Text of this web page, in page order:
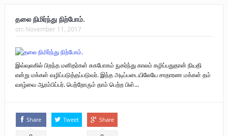
தலை நிமிர்ந்து நிற்போம்.
on: November 11, 2017
இவ்வுலகில் பிறந்த மனிதர்கள் சுகபோகம் நுகர்ந்து காலம் கழிப்பதுதான் நியதி
என்று மக்கள் வழிப்படுத்தப்படுவர். இந்த அடிப்படையிலேயே சாதாரண மக்கள் தம்
வாழ்வை ஆரம்பிப்பர். பெற்றோரும் தாம் பெற்ற பிள்...
Share Tweet Share